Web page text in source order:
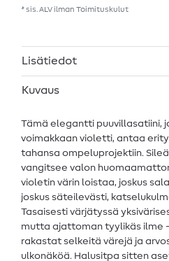
* sis. ALV ilman Toimituskulut
Lisätiedot
Kuvaus
Tämä elegantti puuvillasatiini,
voimakkaan violetti, antaa
tahansa ompeluprojektiin.
vangitsee valon
violetin värin loistaa, joskus
joskus säteilevästi,
Tasaisesti värjätyssä
mutta ajattoman tyylikäs ilme
rakastat selkeitä värejä ja
ulkonäköä. Halusitpa sitten